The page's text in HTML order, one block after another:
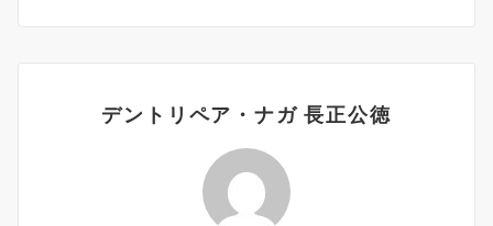
デントリペア・ナガ 長正公徳